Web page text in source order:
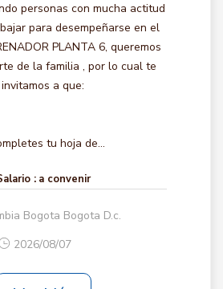
personas con mucha actitud
para desempeñarse en el
PLANTA 6, queremos
de la familia , por lo cual te
invitamos a que:
tu hoja de...
: a convenir
Bogota Bogota D.c.
2026/08/07